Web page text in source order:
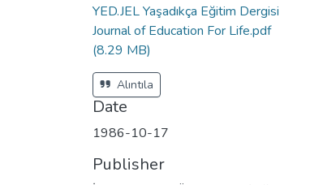
YED.JEL Yaşadıkça Eğitim Dergisi
Journal of Education For Life.pdf
(8.29 MB)
Alıntıla
Date
1986-10-17
Publisher